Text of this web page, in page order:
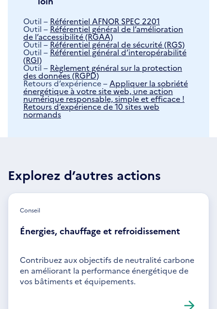
Outil – Référentiel AFNOR SPEC 2201
Outil –Référentiel général de l’amélioration
de l’accessibilité (RGAA)
Outil –Référentiel général de sécurité (RGS)
Outil –Référentiel général d’interopérabilité
(RGI)
Outil – Règlement général sur la protection
des données (RGPD)
Retours d’expérience – Appliquer la sobriété
énergétique à votre site web, une action
numérique responsable, simple et efficace !
Retours d’expérience de 10 sites web
normands
Explorez d’autres actions
Conseil
Énergies, chauffage et refroidissement
Contribuez aux objectifs de neutralité carbone
en améliorant la performance énergétique de
vos bâtiments et équipements.